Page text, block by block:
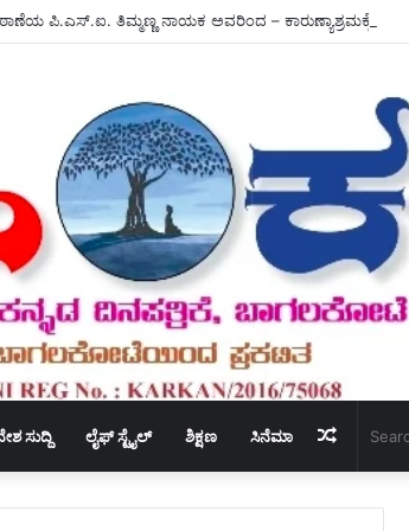
ಪಿ.ಎಸ್.ಐ. ತಿಮ್ಮಣ್ಣ ನಾಯಕ ಅವರಿಂದ – ಕಾರುಣ್ಯಾಶ್ರಮಕ್ಕೆ
ಸುದ್ದಿ ಲೈಫ್ ಸ್ಟೈಲ್ ಶಿಕ್ಷಣ ಸಿನೆಮಾ Random
Article